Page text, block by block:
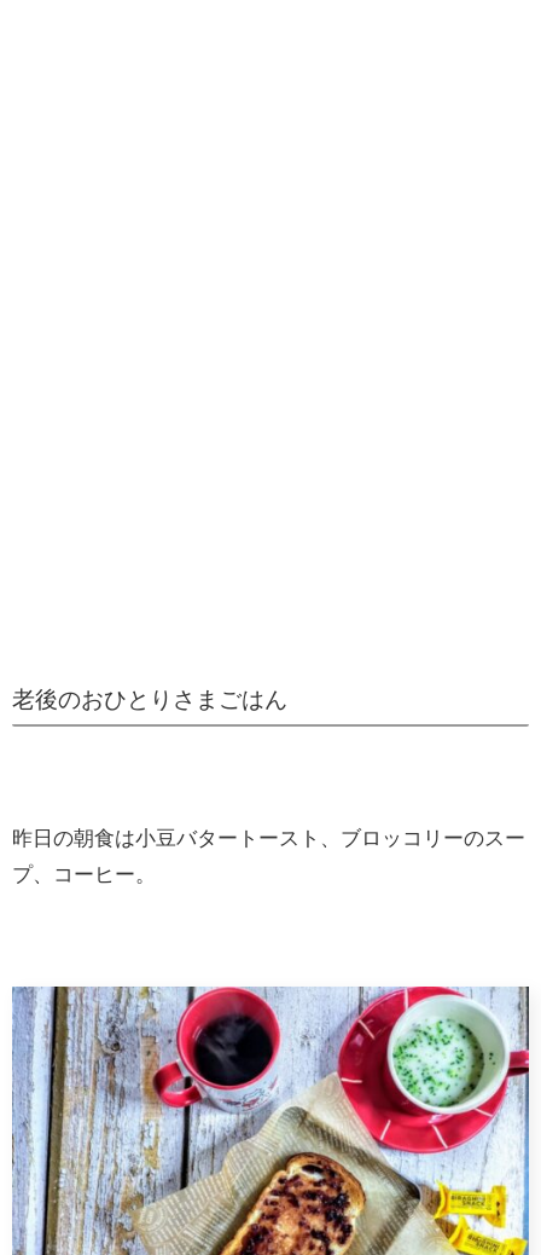
老後のおひとりさまごはん
昨日の朝食は小豆バタートースト、ブロッコリーのスー
プ、コーヒー。